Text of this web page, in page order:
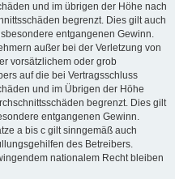
und im übrigen der Höhe nach
begrenzt. Dies gilt auch
entgangenen Gewinn.
außer bei der Verletzung von
vorsätzlichem oder grob
auf die bei Vertragsschluss
und im Übrigen der Höhe
begrenzt. Dies gilt
entgangenen Gewinn.
a bis c gilt sinngemäß auch
des Betreibers.
nationalem Recht bleiben